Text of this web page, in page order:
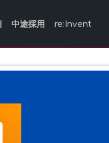
中途採用 re:Invent